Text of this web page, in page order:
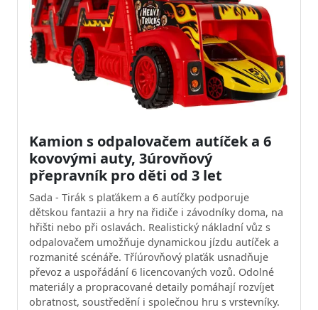
Kamion s odpalovačem autíček a 6
kovovými auty, 3úrovňový
přepravník pro děti od 3 let
Sada - Tirák s plaťákem a 6 autíčky podporuje
dětskou fantazii a hry na řidiče i závodníky doma, na
hřišti nebo při oslavách. Realistický nákladní vůz s
odpalovačem umožňuje dynamickou jízdu autíček a
rozmanité scénáře. Tříúrovňový plaťák usnadňuje
převoz a uspořádání 6 licencovaných vozů. Odolné
materiály a propracované detaily pomáhají rozvíjet
obratnost, soustředění i společnou hru s vrstevníky.